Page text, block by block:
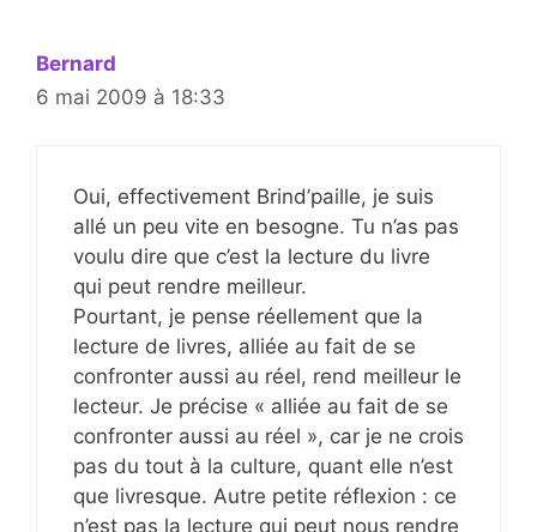
Bernard
6 mai 2009 à 18:33
Oui, effectivement Brind’paille, je suis
allé un peu vite en besogne. Tu n’as pas
voulu dire que c’est la lecture du livre
qui peut rendre meilleur.
Pourtant, je pense réellement que la
lecture de livres, alliée au fait de se
confronter aussi au réel, rend meilleur le
lecteur. Je précise « alliée au fait de se
confronter aussi au réel », car je ne crois
pas du tout à la culture, quant elle n’est
que livresque. Autre petite réflexion : ce
n’est pas la lecture qui peut nous rendre